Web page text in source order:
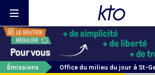
Émissions
Office du milieu du jour à St-